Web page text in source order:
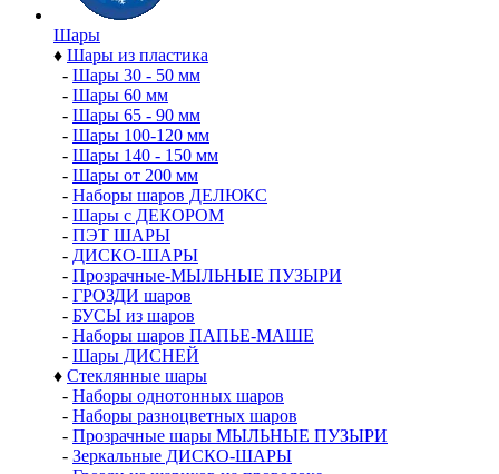
Шары
♦ Шары из пластика
- Шары 30 - 50 мм
- Шары 60 мм
- Шары 65 - 90 мм
- Шары 100-120 мм
- Шары 140 - 150 мм
- Шары от 200 мм
- Наборы шаров ДЕЛЮКС
- Шары с ДЕКОРОМ
- ПЭТ ШАРЫ
- ДИСКО-ШАРЫ
- Прозрачные-МЫЛЬНЫЕ ПУЗЫРИ
- ГРОЗДИ шаров
- БУСЫ из шаров
- Наборы шаров ПАПЬЕ-МАШЕ
- Шары ДИСНЕЙ
♦ Стеклянные шары
- Наборы однотонных шаров
- Наборы разноцветных шаров
- Прозрачные шары МЫЛЬНЫЕ ПУЗЫРИ
- Зеркальные ДИСКО-ШАРЫ